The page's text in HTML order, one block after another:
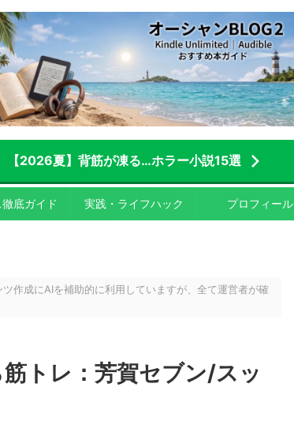
【2026夏】背筋が凍る…ホラー小説15選
底ガイド 実践・ライフハック プロフィール
作成にAIを補助的に利用していますが、全て運営者が確
筋トレ：芳賀セブン/スッ